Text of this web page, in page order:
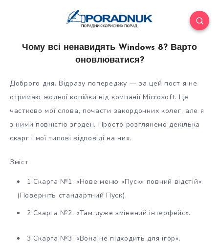
Чому всі ненавидять Windows 8? Варто
оновлюватися?
Доброго дня. Відразу попереджу — за цей пост я не
отримаю жодної копійки від компанії Microsoft. Це
частково мої слова, почасти закордонних колег, але я
з ними повністю згоден. Просто розглянемо декілька
скарг і мої типові відповіді на них.
Зміст
1 Скарга №1. «Нове меню «Пуск» повний відстій»
(Поверніть стандартний Пуск).
2 Скарга №2. «Там дуже змінений інтерфейс».
3 Скарга №3. «Вона не підходить для ігор».